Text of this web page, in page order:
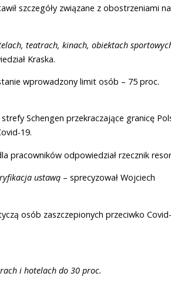
szczegóły związane z obostrzeniami
teatrach, kinach, obiektach
Kraska.
wprowadzony limit osób – 75 proc.
Schengen przekraczające granicę
19.
pracowników odpowiedział rzecznik
ustawą – sprecyzował Wojciech
osób zaszczepionych przeciwko
i hotelach do 30 proc.